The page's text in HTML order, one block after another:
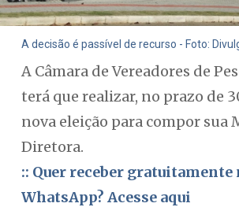
A decisão é passível de recurso - Foto:
A Câmara de Vereadores de
terá que realizar, no prazo de
nova eleição para compor sua
Diretora.
:: Quer receber
WhatsApp? Acesse aqui